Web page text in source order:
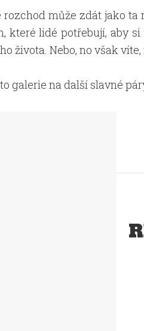
rozchod může zdát jako
které lidé potřebují, aby
života. Nebo, no však
galerie na další slavné